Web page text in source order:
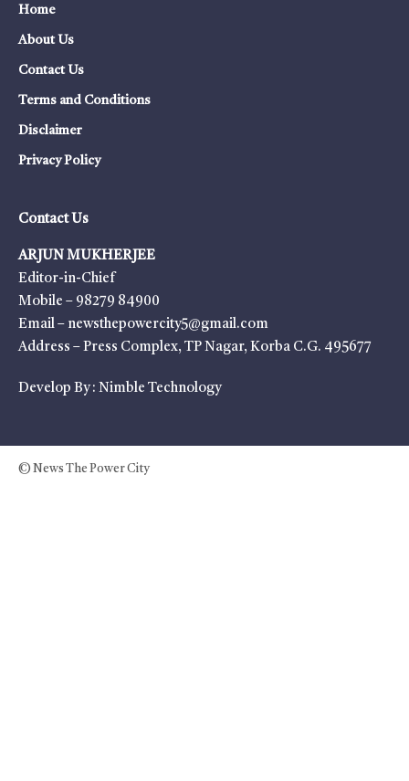
Home
About Us
Contact Us
Terms and Conditions
Disclaimer
Privacy Policy
Contact Us
ARJUN MUKHERJEE
Editor-in-Chief
Mobile – 98279 84900
Email – newsthepowercity5@gmail.com
Address – Press Complex, TP Nagar, Korba C.G. 495677
Develop By : Nimble Technology
© News The Power City